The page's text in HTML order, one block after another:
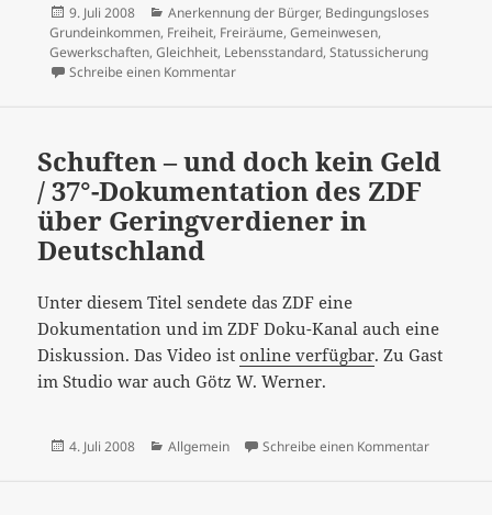
Veröffentlicht
am
9. Juli 2008 Kategorien
Anerkennung der Bürger, Bedingungsloses
Grundeinkommen, Freiheit, Freiräume, Gemeinwesen,
Gewerkschaften, Gleichheit, Lebensstandard, Statussicherung
Schreibe einen Kommentarzu Statuserhalt oder Gleichheit der
Schuften – und doch kein Geld
/ 37°-Dokumentation des ZDF
über Geringverdiener in
Deutschland
Unter diesem Titel sendete das ZDF eine
Dokumentation und im ZDF Doku-Kanal auch eine
Diskussion. Das Video istonline verfügbar. Zu Gast
im Studio war auch Götz W. Werner.
Veröffentlicht
4. Juli 2008 Kategorien
Allgemein Schreibe einen Kommentarzu